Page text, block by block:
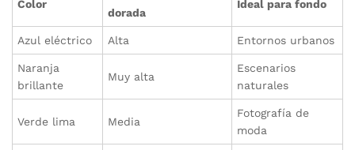
Color
dorada
Ideal para fondo
Azul eléctrico Alta Entornos urbanos
Naranja
brillante
Muy alta
Escenarios
naturales
Verde lima Media
Fotografía de
moda